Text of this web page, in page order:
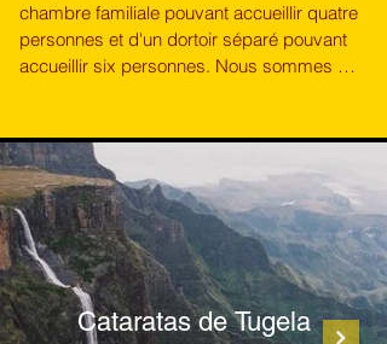
chambre familiale pouvant accueillir quatre
personnes et d'un dortoir séparé pouvant
accueillir six personnes. Nous sommes
manger et une grande cuisine. Après une
longue journée de randonnée, vous
apprécierez notre baignoire, et le dortoir
extérieur dispose de ses propres douches
et toilettes. Les parquets en bois, les poêles
à bois dans le salon et la cuisine et les
bouillottes à l'ancienne dans les lits lors des
froides nuits d'hiver contribuent à notre
Cataratas de Tugela